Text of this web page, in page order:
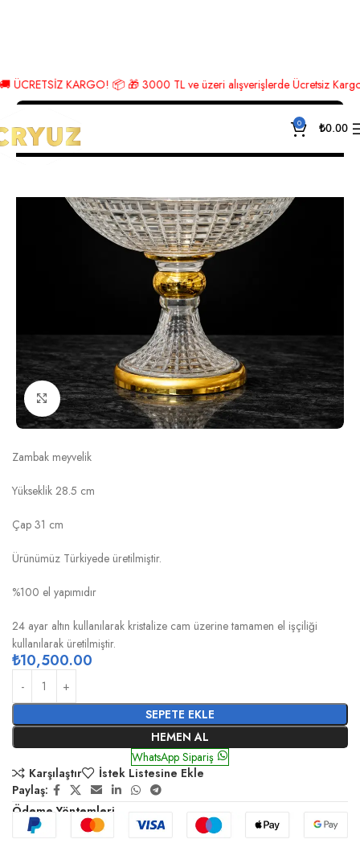
KARGO! 📦 🎁 3000 TL ve üzeri alışverişlerde Ücretsiz Kargo! 🎉
0 ₺0.00
Ana Sayfa Lüks Aksesuar
Click to enlarge
Zambak meyvelik
Yükseklik 28.5 cm
Çap 31 cm
Ürünümüz Türkiyede üretilmiştir.
%100 el yapımıdır
24 ayar altın kullanılarak kristalize cam üzerine tamamen el işçiliği
kullanılarak üretilmiştir.
₺10,500.00
SEPETE EKLE
HEMEN AL
WhatsApp Sipariş
Karşılaştır
İstek Listesine Ekle
Paylaş:
Ödeme Yöntemleri